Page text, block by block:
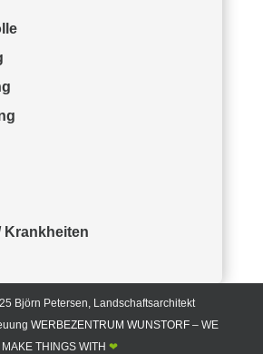
Krankheiten
Björn Petersen, Landschaftsarchitekt
WERBEZENTRUM WUNSTORF – WE
MAKE THINGS WITH ❤